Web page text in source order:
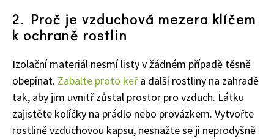
2. Proč je vzduchová mezera klíčem
k ochraně rostlin
Izolační materiál nesmí listy v žádném případě těsně
obepínat. Zabalte proto keřa další rostliny na zahradě
tak, aby jim uvnitř zůstal prostor pro vzduch. Látku
zajistěte kolíčky na prádlo nebo provázkem. Vytvořte
rostlině vzduchovou kapsu, nesnažte se ji neprodyšně